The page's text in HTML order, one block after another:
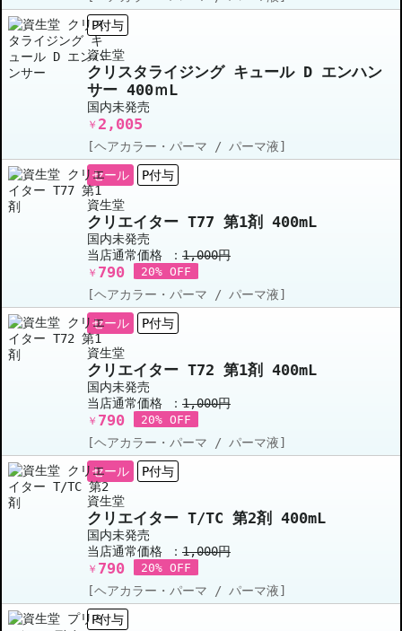
P付与
資生堂
クリスタライジング キュール D エンハン
サー 400ｍL
国内未発売
￥ 2,005
[ヘアカラー・パーマ / パーマ液]
セール
P付与
資生堂
クリエイター T77 第1剤 400mL
国内未発売
当店通常価格 ： 1,000円
￥ 790 20% OFF
[ヘアカラー・パーマ / パーマ液]
セール
P付与
資生堂
クリエイター T72 第1剤 400mL
国内未発売
当店通常価格 ： 1,000円
￥ 790 20% OFF
[ヘアカラー・パーマ / パーマ液]
セール
P付与
資生堂
クリエイター T/TC 第2剤 400mL
国内未発売
当店通常価格 ： 1,000円
￥ 790 20% OFF
[ヘアカラー・パーマ / パーマ液]
P付与